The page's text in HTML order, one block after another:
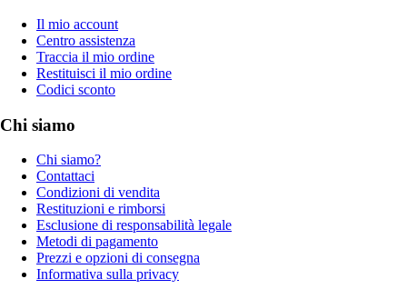
Il mio account
Centro assistenza
Traccia il mio ordine
Restituisci il mio ordine
Codici sconto
Chi siamo
Chi siamo?
Contattaci
Condizioni di vendita
Restituzioni e rimborsi
Esclusione di responsabilità legale
Metodi di pagamento
Prezzi e opzioni di consegna
Informativa sulla privacy